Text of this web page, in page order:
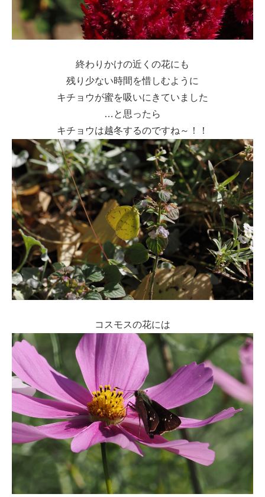
終わりかけの近くの花にも
残り少ない時間を惜しむように
キチョウが蜜を吸いにきていました
…と思ったら
キチョウは越冬するのですね～！！
コスモスの花には